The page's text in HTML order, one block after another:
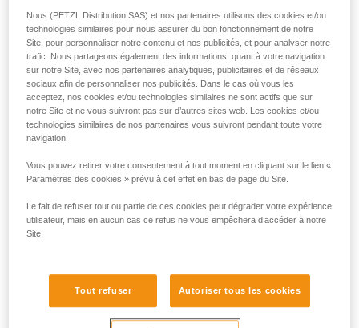
Installation du système d’auto-
moulinette
La corde attachée au harnais passe dans les ancrages,
puis revient passer dans le PIRANA. Le brin libre est stocké
dans un sac attaché au harnais. La corde doit pouvoir
coulisser sans s’abîmer. Si l’ancrage est trop agressif, un
Nous (PETZL Distribution SAS) et nos partenaires utilisons des cookies et/ou
technologies similaires pour nous assurer du bon fonctionnement de notre
Site, pour personnaliser notre contenu et nos publicités, et pour analyser notre
trafic. Nous partageons également des informations, quant à votre navigation
sur notre Site, avec nos partenaires analytiques, publicitaires et de réseaux
sociaux afin de personnaliser nos publicités. Dans le cas où vous les
acceptez, nos cookies et/ou technologies similaires ne sont actifs que sur
notre Site et ne vous suivront pas sur d’autres sites web. Les cookies et/ou
technologies similaires de nos partenaires vous suivront pendant toute votre
navigation.
Vous pouvez retirer votre consentement à tout moment en cliquant sur le lien «
Paramètres des cookies » prévu à cet effet en bas de page du Site.
Le fait de refuser tout ou partie de ces cookies peut dégrader votre expérience
utilisateur, mais en aucun cas ce refus ne vous empêchera d’accéder à notre
Site.
Tout refuser Autoriser tous les cookies